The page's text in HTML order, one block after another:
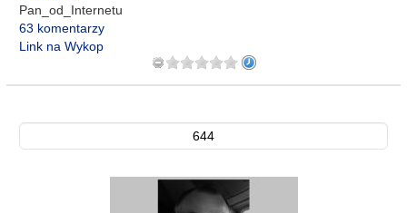
Pan_od_Internetu
63 komentarzy
Link na Wykop
644